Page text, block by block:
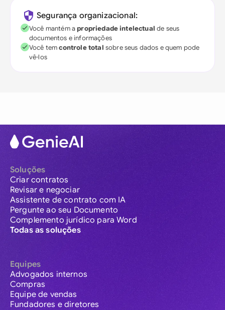
Segurança organizacional:
Você mantém apropriedade intelectual de seus
documentos e informações
Você temcontrole total sobre seus dados e quem pode
vê-los
Soluções
Criar contratos
Revisar e negociar
Assistente de contrato com IA
Pergunte ao seu Documento
Complemento jurídico para Word
Todas as soluções
Equipes
Advogados internos
Compras
Equipe de vendas
Fundadores e diretores